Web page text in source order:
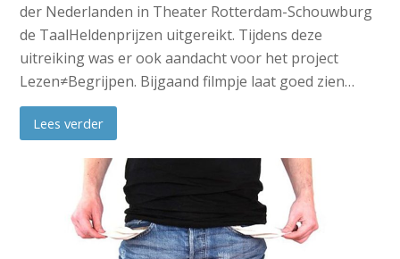
der Nederlanden in Theater Rotterdam-Schouwburg
de TaalHeldenprijzen uitgereikt. Tijdens deze
uitreiking was er ook aandacht voor het project
Lezen≠Begrijpen. Bijgaand filmpje laat goed zien…
Lees verder